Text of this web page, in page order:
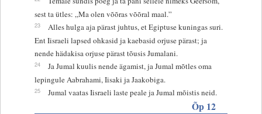
sest ta ütles: „Ma olen võõras võõral maal.”
23
Alles hulga aja pärast juhtus, et Egiptuse kuningas suri.
Ent Iisraeli lapsed ohkasid ja kaebasid orjuse pärast; ja
nende hädakisa orjuse pärast tõusis Jumalani.
24
Ja Jumal kuulis nende ägamist, ja Jumal mõtles oma
lepingule Aabrahami, Iisaki ja Jaakobiga.
25 Jumal vaatas Iisraeli laste peale ja Jumal mõistis neid.
Õp 12